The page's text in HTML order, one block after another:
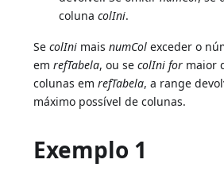
colunacolIni.
SecolIni maisnumCol exceder o
emrefTabela, ou secolIni for maior
colunas emrefTabela, a range
máximo possível de colunas.
Exemplo 1